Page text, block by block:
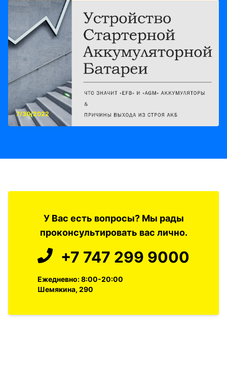
7/30/2022
У Вас есть вопросы? Мы рады
проконсультировать вас лично.
+7 747 299 9000
Ежедневно: 8:00-20:00
Шемякина, 290